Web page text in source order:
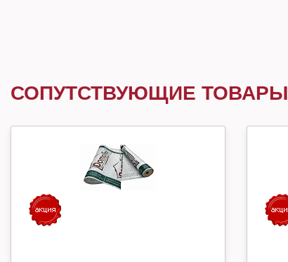
СОПУТСТВУЮЩИЕ ТОВАРЫ